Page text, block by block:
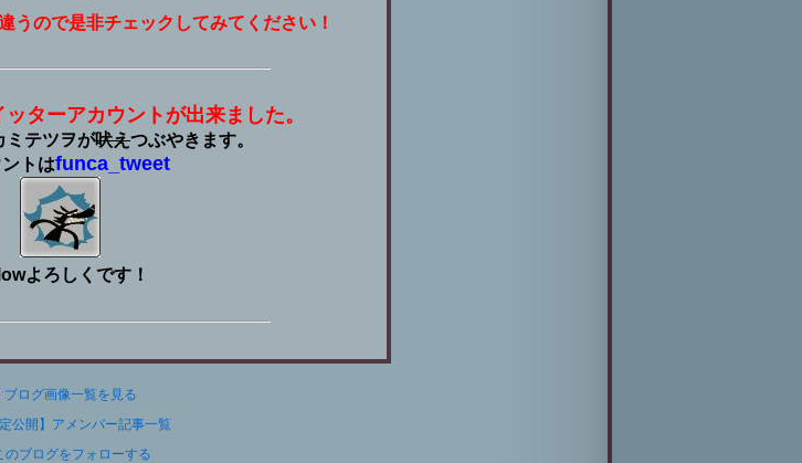
うので是非チェックしてみてください！
ターアカウントが出来ました。
ミテツヲが吠えつぶやきます。
トはfunca_tweet
よろしくです！
ブログ画像一覧を見る
定公開】アメンバー記事一覧
のブログをフォローする